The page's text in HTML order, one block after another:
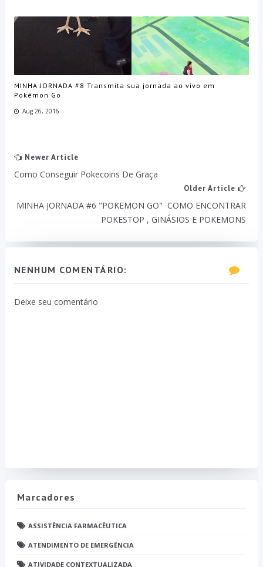
MINHA JORNADA #8 Transmita sua jornada ao vivo em
Pokémon Go
Aug 26, 2016
Newer Article
Como Conseguir Pokecoins De Graça
Older Article
MINHA JORNADA #6 "POKEMON GO" COMO ENCONTRAR
POKESTOP , GINÁSIOS E POKEMONS
NENHUM COMENTÁRIO:
Deixe seu comentário
Marcadores
ASSISTÊNCIA FARMACÊUTICA
ATENDIMENTO DE EMERGÊNCIA
ATIVIDADE CONTEXTUALIZADA